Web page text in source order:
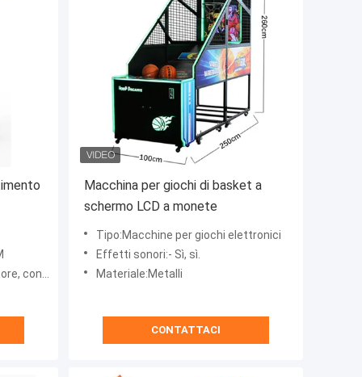
giocatori
Macchina per giochi di basket a
schermo LCD a monete
Tipo:Macchine per giochi elettronici
Effetti sonori:- Sì, sì.
Materiale:Metalli
CONTATTACI